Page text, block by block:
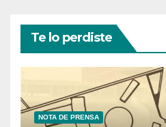
Te lo perdiste
NOTA DE PRENSA